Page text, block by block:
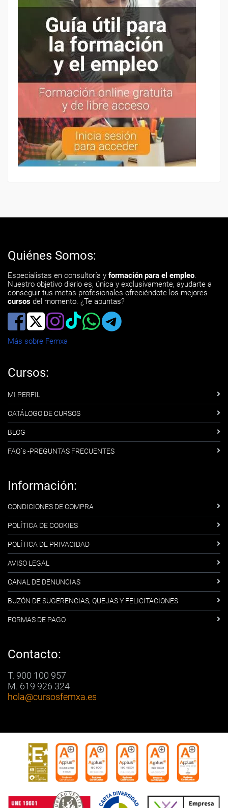
Quiénes Somos:
Especialistas en consultoría y formación para el empleo.
Nuestro objetivo diario es, única y exclusivamente, ayudarte a
conseguir tus metas profesionales ofreciéndote los mejores
cursos del momento. ¿Te apuntas?
Más sobre Femxa
Cursos:
MI PERFIL
CATÁLOGO DE CURSOS
BLOG
FAQ´s -PREGUNTAS FRECUENTES
Información:
CONDICIONES DE COMPRA
POLÍTICA DE COOKIES
POLÍTICA DE PRIVACIDAD
AVISO LEGAL
CANAL DE DENUNCIAS
BUZÓN DE SUGERENCIAS, QUEJAS Y FELICITACIONES
FORMAS DE PAGO
Contacto:
T. 900 100 957
M. 619 926 324
hola@cursosfemxa.es